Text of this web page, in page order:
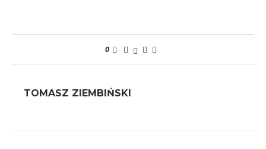
0
TOMASZ ZIEMBIŃSKI